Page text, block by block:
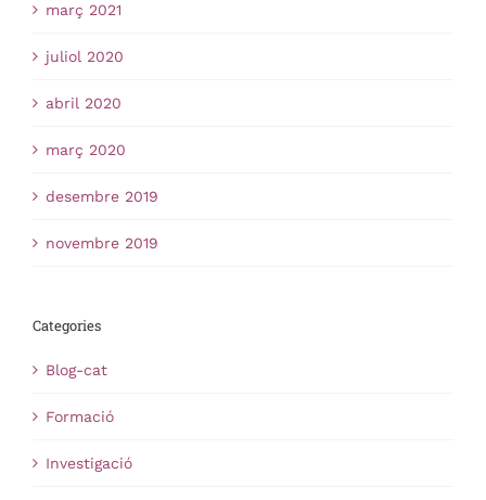
març 2021
juliol 2020
abril 2020
març 2020
desembre 2019
novembre 2019
Categories
Blog-cat
Formació
Investigació